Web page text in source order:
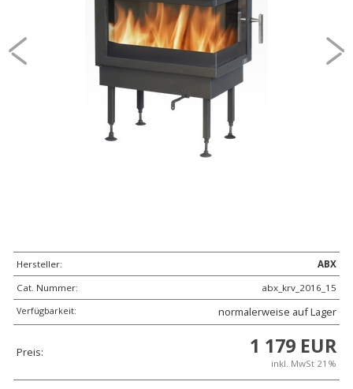
Hersteller:
ABX
Cat. Nummer:
abx_krv_2016_15
Verfügbarkeit:
normalerweise auf Lager
Preis: 1 179 EUR
inkl. MwSt 21%